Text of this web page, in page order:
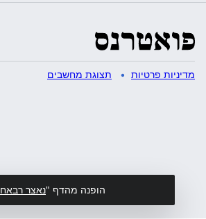
מדיניות פרטיות תצוגת מחשבים
הופנה מהדף "נאצר רבאח